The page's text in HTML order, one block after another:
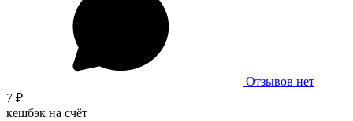
Отзывов нет
7 ₽
кешбэк на счёт